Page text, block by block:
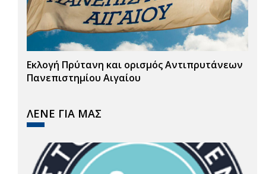
Εκλογή Πρύτανη και ορισμός Αντιπρυτάνεων
Πανεπιστημίου Αιγαίου
ΛΕΝΕ ΓΙΑ ΜΑΣ